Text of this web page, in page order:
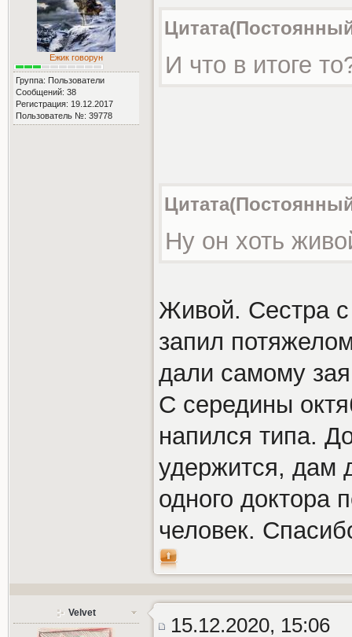
Ежик говорун
Группа: Пользователи
Сообщений: 38
Регистрация: 19.12.2017
Пользователь №: 39778
И что в итоге
Ну он хоть
Живой. Сестра
запил
дали самому
С середины
напился типа.
удержится, дам
одного доктора
человек.
Velvet
15.12.2020, 15:06